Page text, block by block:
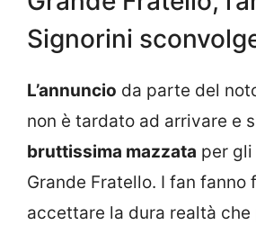
Signorini
L’annuncio da parte del
non è tardato ad arrivare e
bruttissima mazzata per
Grande Fratello. I fan fanno
accettare la dura realtà che